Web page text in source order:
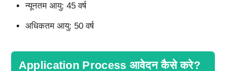
न्यूनतम आयु: 45 वर्ष
अधिकतम आयु: 50 वर्ष
Application Process आवेदन कैसे करे?